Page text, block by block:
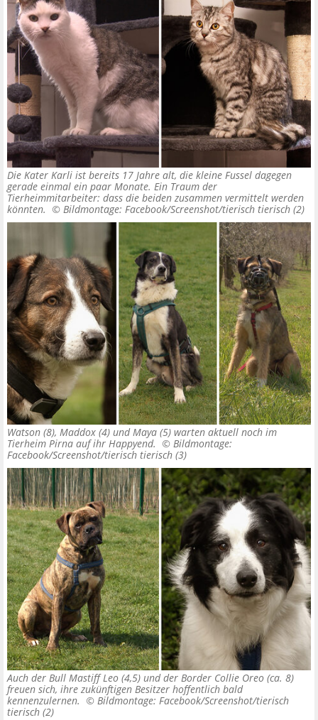
Die Kater Karli ist bereits 17 Jahre alt, die kleine Fussel dagegen
gerade einmal ein paar Monate. Ein Traum der
Tierheimmitarbeiter: dass die beiden zusammen vermittelt werden
könnten. © Bildmontage: Facebook/Screenshot/tierisch tierisch (2)
Watson (8), Maddox (4) und Maya (5) warten aktuell noch im
Tierheim Pirna auf ihr Happyend. © Bildmontage:
Facebook/Screenshot/tierisch tierisch (3)
Auch der Bull Mastiff Leo (4,5) und der Border Collie Oreo (ca. 8)
freuen sich, ihre zukünftigen Besitzer hoffentlich bald
kennenzulernen. © Bildmontage: Facebook/Screenshot/tierisch
tierisch (2)